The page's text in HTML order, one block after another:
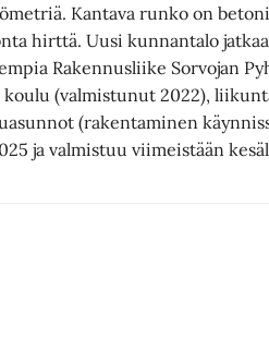
Kantava runko on
hirttä. Uusi kunnantalo
Rakennusliike Sorvojan
(valmistunut 2022),
(rakentaminen
ja valmistuu viimeistään